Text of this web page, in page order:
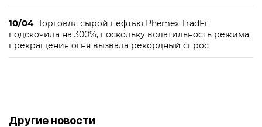
10/04 Торговля сырой нефтью Phemex TradFi
подскочила на 300%, поскольку волатильность режима
прекращения огня вызвала рекордный спрос
Другие новости